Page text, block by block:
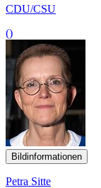
CDU/CSU
()
Bildinformationen
Petra Sitte